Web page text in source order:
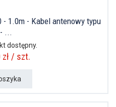
- 1.0m - Kabel antenowy typu
...
dostępny.
zł / szt.